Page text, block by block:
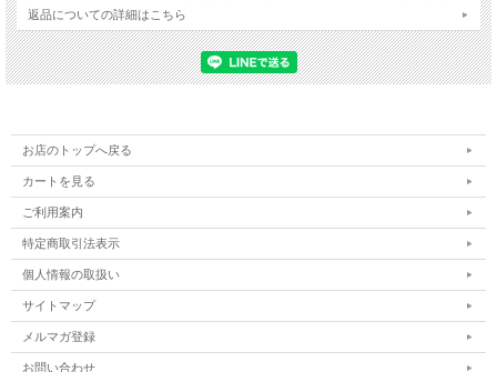
返品についての詳細はこちら
お店のトップへ戻る
カートを見る
ご利用案内
特定商取引法表示
個人情報の取扱い
サイトマップ
メルマガ登録
お問い合わせ